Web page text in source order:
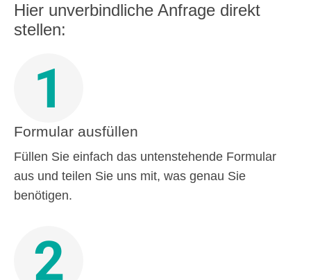
Hier unverbindliche Anfrage direkt
stellen:
1
Formular ausfüllen
Füllen Sie einfach das untenstehende Formular
aus und teilen Sie uns mit, was genau Sie
benötigen.
2